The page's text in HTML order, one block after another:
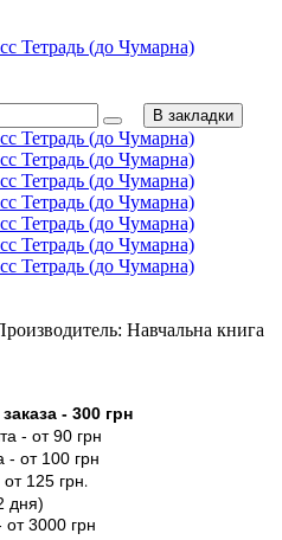
Навчальна книга
- 300 грн
- от 90 грн
- от 100 грн
от 125 грн.
дня)
от 3000 грн
В закладки